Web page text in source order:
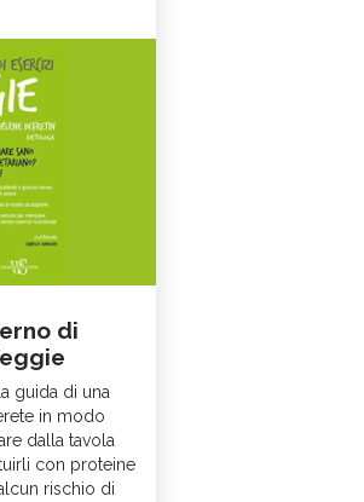
di
guida di una
in modo
dalla tavola
con proteine
rischio di